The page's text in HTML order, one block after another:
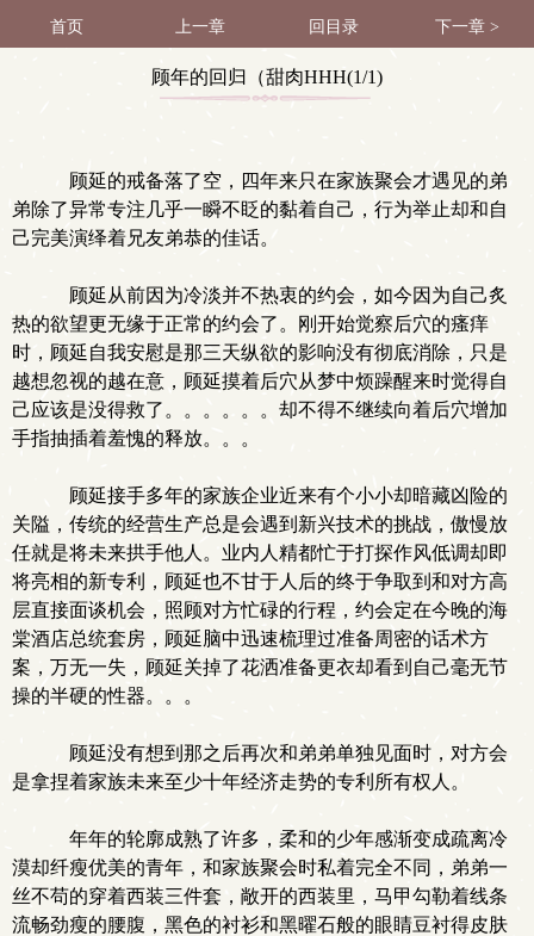
首页 上一章 回目录 下一章 >
顾年的回归（甜肉HHH(1/1)
顾延的戒备落了空，四年来只在家族聚会才遇见的弟
弟除了异常专注几乎一瞬不眨的黏着自己，行为举止却和自
己完美演绎着兄友弟恭的佳话。
顾延从前因为冷淡并不热衷的约会，如今因为自己炙
热的欲望更无缘于正常的约会了。刚开始觉察后穴的瘙痒
时，顾延自我安慰是那三天纵欲的影响没有彻底消除，只是
越想忽视的越在意，顾延摸着后穴从梦中烦躁醒来时觉得自
己应该是没得救了。。。。。。却不得不继续向着后穴增加
手指抽插着羞愧的释放。。。
顾延接手多年的家族企业近来有个小小却暗藏凶险的
关隘，传统的经营生产总是会遇到新兴技术的挑战，傲慢放
任就是将未来拱手他人。业内人精都忙于打探作风低调却即
将亮相的新专利，顾延也不甘于人后的终于争取到和对方高
层直接面谈机会，照顾对方忙碌的行程，约会定在今晚的海
棠酒店总统套房，顾延脑中迅速梳理过准备周密的话术方
案，万无一失，顾延关掉了花洒准备更衣却看到自己毫无节
操的半硬的性器。。。
顾延没有想到那之后再次和弟弟单独见面时，对方会
是拿捏着家族未来至少十年经济走势的专利所有权人。
年年的轮廓成熟了许多，柔和的少年感渐变成疏离冷
漠却纤瘦优美的青年，和家族聚会时私着完全不同，弟弟一
丝不苟的穿着西装三件套，敞开的西装里，马甲勾勒着线条
流畅劲瘦的腰腹，黑色的衬衫和黑曜石般的眼睛豆衬得皮肤